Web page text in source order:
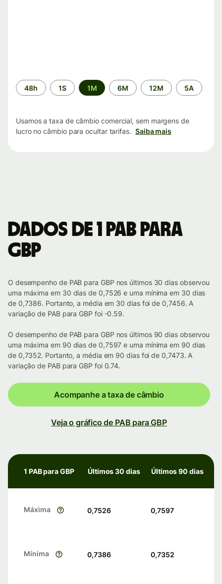
Período
de
48h 1S 1M 6M 12M 5A
Usamos a taxa de câmbio comercial, sem margens de
lucro no câmbio para ocultar tarifas. Saiba mais
Dados de 1 PAB para
GBP
O desempenho de PAB para GBP nos últimos 30 dias observou
uma máxima em 30 dias de 0,7526 e uma mínima em 30 dias
de 0,7386. Portanto, a média em 30 dias foi de 0,7456. A
variação de PAB para GBP foi -0.59.
O desempenho de PAB para GBP nos últimos 90 dias observou
uma máxima em 90 dias de 0,7597 e uma mínima em 90 dias
de 0,7352. Portanto, a média em 90 dias foi de 0,7473. A
variação de PAB para GBP foi 0.74.
Acompanhe a taxa de câmbio
Veja o gráfico de PAB para GBP
1 PAB para GBP Últimos 30 dias Últimos 90 dias
Máxima 0,7526 0,7597
Mínima 0,7386 0,7352